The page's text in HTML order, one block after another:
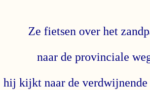
Ze fietsen over het
naar de provinciale
hij kijkt naar de verdwijnende